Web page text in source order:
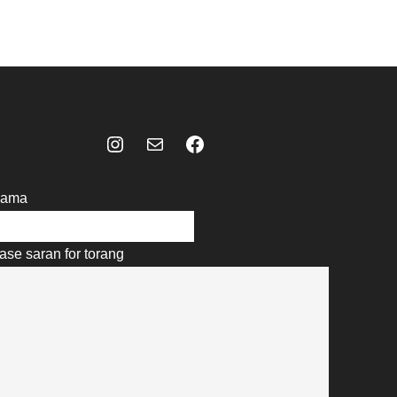
Instagram
Mail Celebes Today Social Media
saran for torang